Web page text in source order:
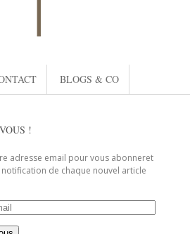
BLOGS & CO
!
adresse email pour vous abonneret
de chaque nouvel article